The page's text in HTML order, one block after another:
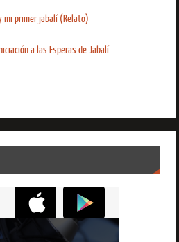
mi primer jabalí (Relato)
a las Esperas de Jabalí